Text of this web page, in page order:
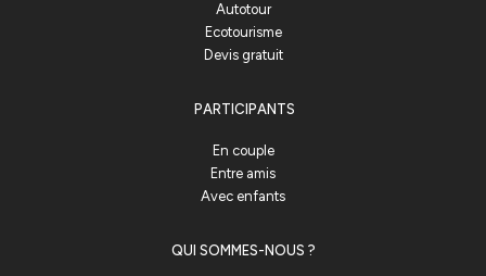
Autotour
Ecotourisme
Devis gratuit
PARTICIPANTS
En couple
Entre amis
Avec enfants
QUI SOMMES-NOUS ?